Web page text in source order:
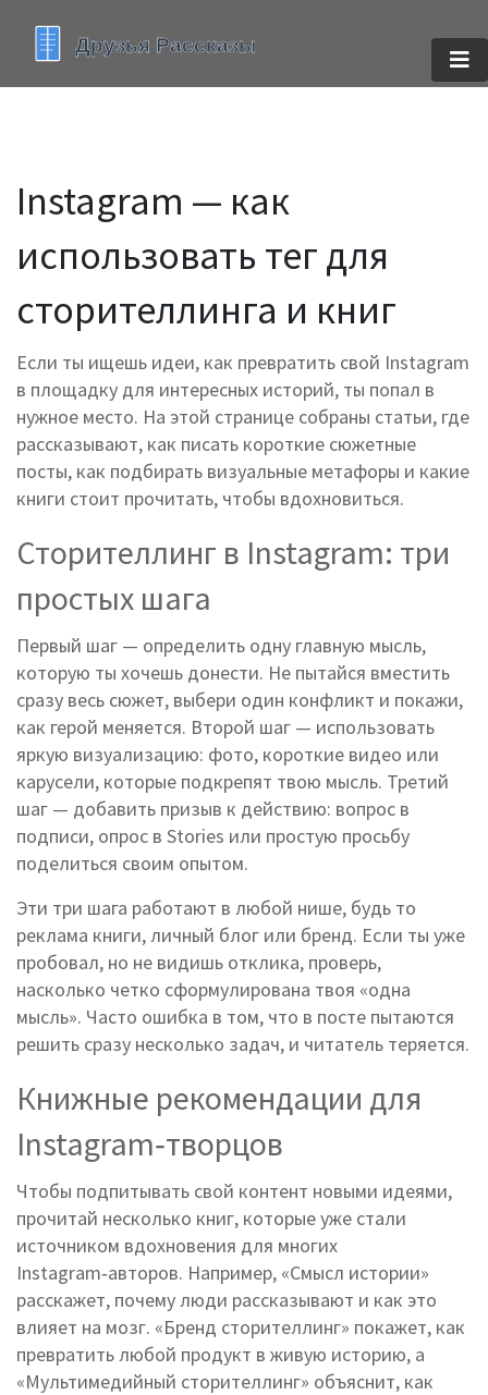
Instagram — как
использовать тег для
сторителлинга и книг
Если ты ищешь идеи, как превратить свой Instagram
в площадку для интересных историй, ты попал в
нужное место. На этой странице собраны статьи, где
рассказывают, как писать короткие сюжетные
посты, как подбирать визуальные метафоры и какие
книги стоит прочитать, чтобы вдохновиться.
Сторителлинг в Instagram: три
простых шага
Первый шаг — определить одну главную мысль,
которую ты хочешь донести. Не пытайся вместить
сразу весь сюжет, выбери один конфликт и покажи,
как герой меняется. Второй шаг — использовать
яркую визуализацию: фото, короткие видео или
карусели, которые подкрепят твою мысль. Третий
шаг — добавить призыв к действию: вопрос в
подписи, опрос в Stories или простую просьбу
поделиться своим опытом.
Эти три шага работают в любой нише, будь то
реклама книги, личный блог или бренд. Если ты уже
пробовал, но не видишь отклика, проверь,
насколько четко сформулирована твоя «одна
мысль». Часто ошибка в том, что в посте пытаются
решить сразу несколько задач, и читатель теряется.
Книжные рекомендации для
Instagram‑творцов
Чтобы подпитывать свой контент новыми идеями,
прочитай несколько книг, которые уже стали
источником вдохновения для многих
Instagram‑авторов. Например, «Смысл истории»
расскажет, почему люди рассказывают и как это
влияет на мозг. «Бренд сторителлинг» покажет, как
превратить любой продукт в живую историю, а
«Мультимедийный сторителлинг» объяснит, как